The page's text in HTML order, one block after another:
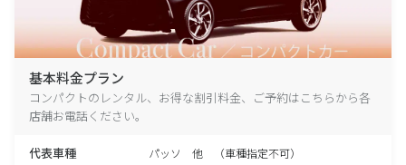
基本料金プラン
コンパクトのレンタル、お得な割引料金、ご予約はこちらから各
店舗お電話ください。
代表車種 パッソ 他 （車種指定不可）